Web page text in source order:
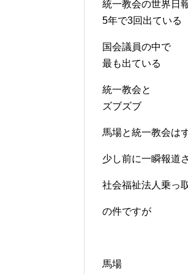
統一教会の世界日
5年で3回出ている
国会議員の中で
最も出ている
統一教会と
ズブズブ
馬場と統一教会は
少し前に一瞬報道
社会福祉法人乗っ
の件ですが
馬場